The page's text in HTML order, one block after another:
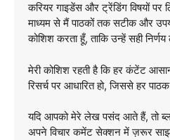
करियर गाइडेंस और ट्रेंडिंग विषयों
माध्यम से मैं पाठकों तक सटीक और
कोशिश करता हूँ, ताकि उन्हें सही
मेरी कोशिश रहती है कि हर कंटेंट
रिसर्च पर आधारित हो, जिससे हर
यदि आपको मेरे लेख पसंद आते हैं, तो
अपने विचार कमेंट सेक्शन में ज़रूर